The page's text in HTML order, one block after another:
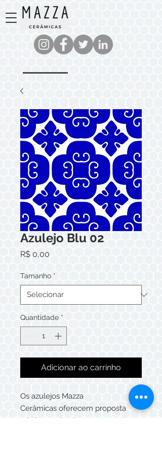
Azulejo Blu 02
R$ 0,00
Tamanho *
Quantidade *
Adicionar ao carrinho
Os azulejos Mazza
Cerâmicas oferecem proposta
criativa, podendo ser compostos